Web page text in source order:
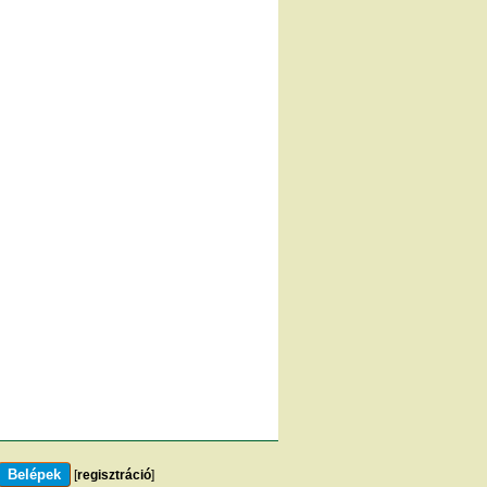
[regisztráció]